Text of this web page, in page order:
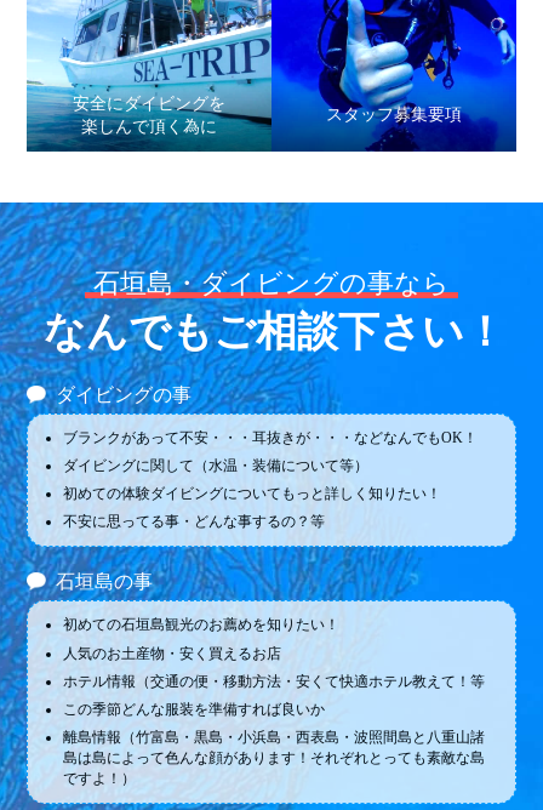
安全にダイビングを
楽しんで頂く為に
スタッフ募集要項
石垣島・ダイビングの事なら
なんでもご相談下さい！
ダイビングの事
ブランクがあって不安・・・耳抜きが・・・などなんでもOK！
ダイビングに関して（水温・装備について等）
初めての体験ダイビングについてもっと詳しく知りたい！
不安に思ってる事・どんな事するの？等
石垣島の事
初めての石垣島観光のお薦めを知りたい！
人気のお土産物・安く買えるお店
ホテル情報（交通の便・移動方法・安くて快適ホテル教えて！等
この季節どんな服装を準備すれば良いか
離島情報（竹富島・黒島・小浜島・西表島・波照間島と八重山諸
島は島によって色んな顔があります！それぞれとっても素敵な島
ですよ！）